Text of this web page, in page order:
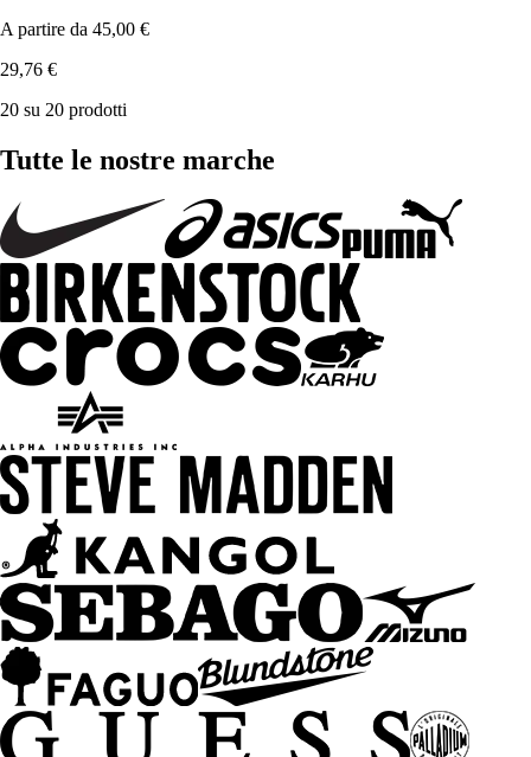
A partire da 45,00 €
29,76 €
20 su 20 prodotti
Tutte le nostre marche